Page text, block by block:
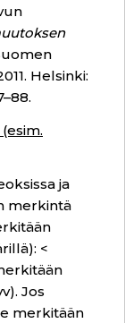
Helsinki:
ja
merkintä
<
Jos
merkitään